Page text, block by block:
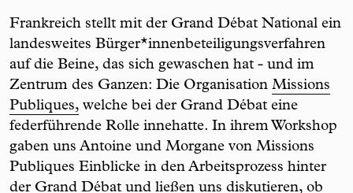
Frankreich stellt mit der Grand Débat National ein
landesweites Bürger*innenbeteiligungsverfahren
auf die Beine, das sich gewaschen hat - und im
Zentrum des Ganzen: Die Organisation Missions
Publiques, welche bei der Grand Débat eine
federführende Rolle innehatte. In ihrem Workshop
gaben uns Antoine und Morgane von Missions
Publiques Einblicke in den Arbeitsprozess hinter
der Grand Débat und ließen uns diskutieren, ob